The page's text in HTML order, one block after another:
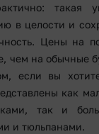
такая
в целости и
Цены на
чем на обычные
если вы
как
так и
и тюльпанами.